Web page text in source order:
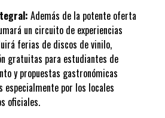
Además de la potente oferta
un circuito de experiencias
ferias de discos de vinilo,
gratuitas para estudiantes de
y propuestas gastronómicas
especialmente por los locales
oficiales.